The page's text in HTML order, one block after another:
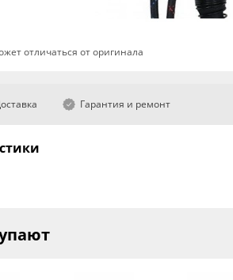
отличаться от оригинала
Гарантия и ремонт